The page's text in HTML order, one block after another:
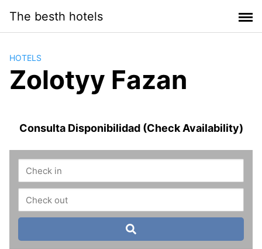
contenido
The besth hotels
HOTELS
Zolotyy Fazan
Consulta Disponibilidad (Check Availability)